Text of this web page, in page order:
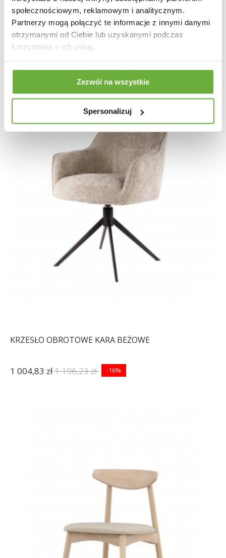
społecznościowym, reklamowym i analitycznym.
Partnerzy mogą połączyć te informacje z innymi danymi
otrzymanymi od Ciebie lub uzyskanymi podczas
korzystania z ich usług.
Zezwól na wszystkie
Spersonalizuj
1 004,83 zł1 196,23 zł -16%
KRZESŁO OBROTOWE KARA BEŻOWE
1 004,83 zł1 196,23 zł -16%